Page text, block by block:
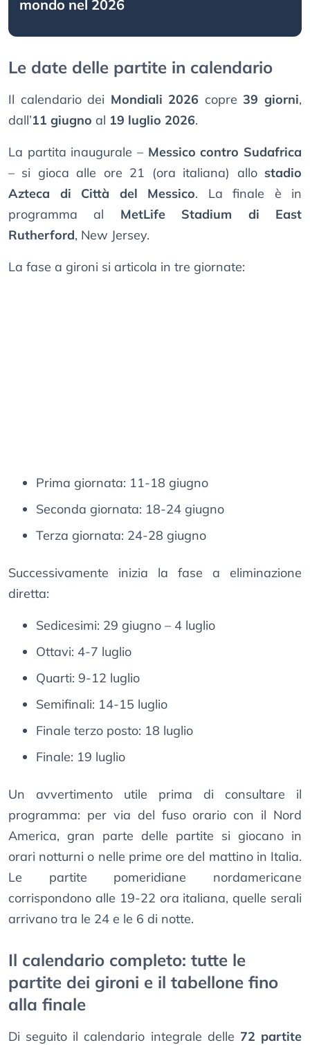
mondo nel 2026
Le date delle partite in calendario
Il calendario dei Mondiali 2026 copre39 giorni,
dall’11 giugno al 19 luglio 2026.
La partita inaugurale – Messico contro Sudafrica
– si gioca alle ore 21 (ora italiana) allo stadio
Azteca di Città del Messico. La finale è in
programma al MetLife Stadium di East
Rutherford, New Jersey.
La fase a gironi si articola in tre giornate:
Prima giornata: 11-18 giugno
Seconda giornata: 18-24 giugno
Terza giornata: 24-28 giugno
Successivamente inizia la fase a eliminazione
diretta:
Sedicesimi: 29 giugno – 4 luglio
Ottavi: 4-7 luglio
Quarti: 9-12 luglio
Semifinali: 14-15 luglio
Finale terzo posto: 18 luglio
Finale: 19 luglio
Un avvertimento utile prima di consultare il
programma: per via del fuso orario con il Nord
America, gran parte delle partite si giocano in
orari notturni o nelle prime ore del mattino in Italia.
Le partite pomeridiane nordamericane
corrispondono alle 19-22 ora italiana, quelle serali
arrivano tra le 24 e le 6 di notte.
Il calendario completo: tutte le
partite dei gironi e il tabellone fino
alla finale
Di seguito il calendario integrale delle 72 partite